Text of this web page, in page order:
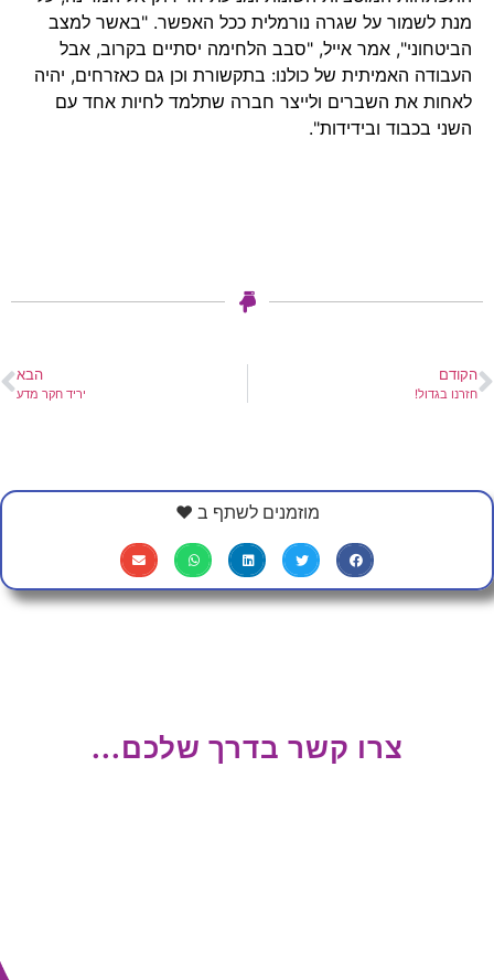
מנת לשמור על שגרה נורמלית ככל האפשר. "באשר למצב
הביטחוני", אמר אייל, "סבב הלחימה יסתיים בקרוב, אבל
העבודה האמיתית של כולנו: בתקשורת וכן גם כאזרחים, יהיה
לאחות את השברים ולייצר חברה שתלמד לחיות אחד עם
השני בכבוד ובידידות".
הקודם
חזרנו בגדול!
הבא
יריד חקר מדע
מוזמנים לשתף ב ❤
צרו קשר בדרך שלכם...